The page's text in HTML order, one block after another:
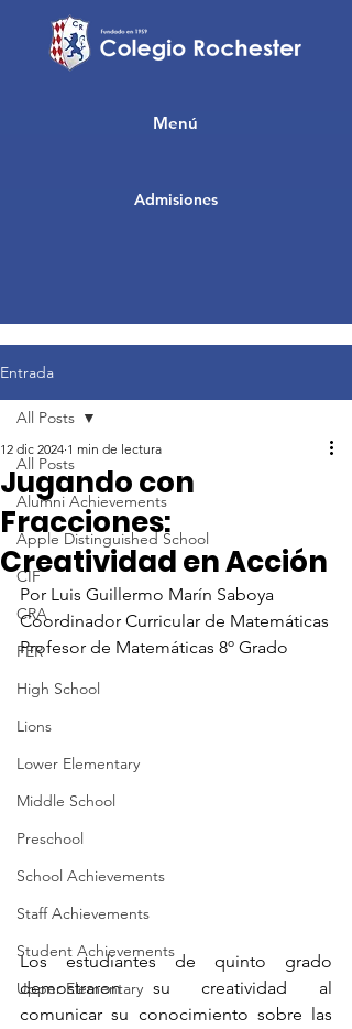
Admisiones
Menú
Entrada
All Posts
Alumni Achievements
Apple Distinguished School
CIF
CRA
FER
High School
Lions
Lower Elementary
Middle School
Preschool
School Achievements
Staff Achievements
Student Achievements
Upper Elementary
All Posts
Jugando con
Fracciones:
Creatividad en Acción
12 dic 2024 1 min de lectura
Por Luis Guillermo Marín Saboya
Coordinador Curricular de Matemáticas
Profesor de Matemáticas 8º Grado
Los estudiantes de quinto grado
demostraron su creatividad al
comunicar su conocimiento sobre las